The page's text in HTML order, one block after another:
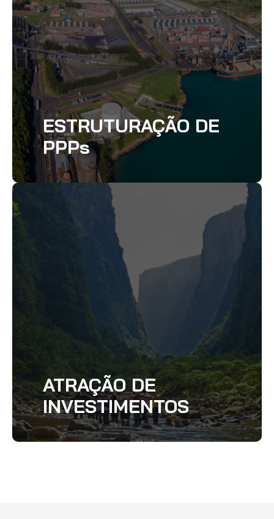
ESTRUTURAÇÃO DE
PPPs
ATRAÇÃO DE
INVESTIMENTOS